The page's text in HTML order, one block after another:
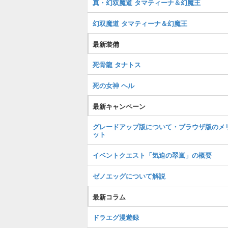
真・幻双魔道 タマティーナ＆幻魔王
幻双魔道 タマティーナ＆幻魔王
最新装備
死骨龍 タナトス
死の女神 ヘル
最新キャンペーン
グレードアップ版について・ブラウザ版のメ
ット
イベントクエスト「気迫の翠嵐」の概要
ゼノエッグについて解説
最新コラム
ドラエグ漫遊録